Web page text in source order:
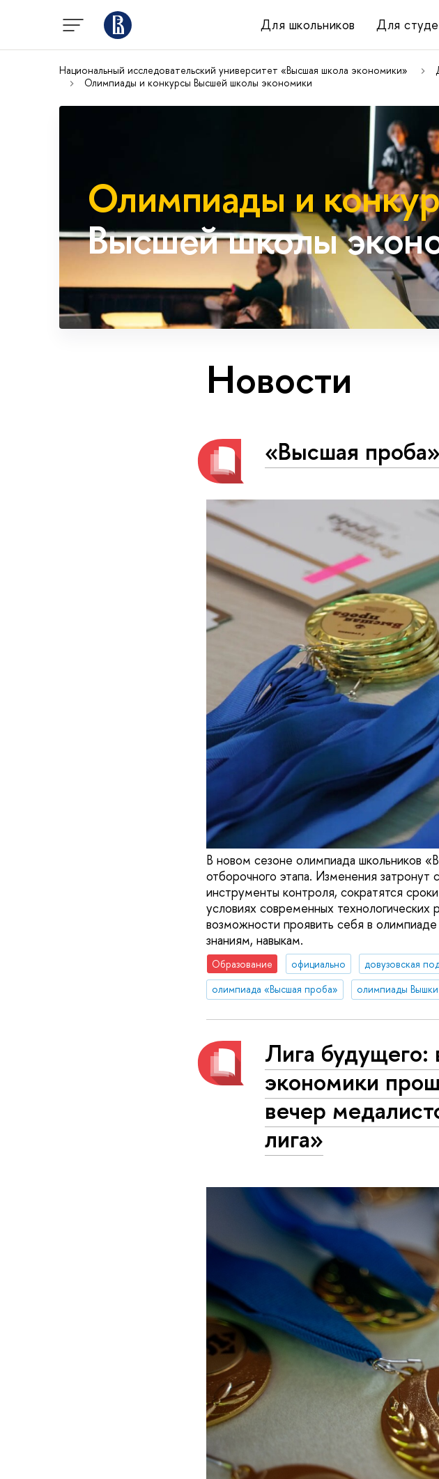
Для школьников Для
Национальный исследовательский университет «Высшая школа экономики»
Олимпиады и конкурсы Высшей школы экономики
Олимпиады и
Высшей школы
Новости
«Высшая
В новом сезоне олимпиада школьников
отборочного этапа. Изменения затронут
инструменты контроля, сократятся
условиях современных технологических
возможности проявить себя в
знаниям, навыкам.
Образование официально
довузовская
олимпиада «Высшая проба»
олимпиады Вышки
Лига
экономики
вечер
лига»